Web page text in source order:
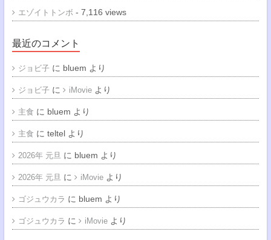
エゾイトトンボ - 7,116 views
最近のコメント
ジョビ子 に bluem より
ジョビ子 に iMovieより
主食 に bluem より
主食 に teltelより
2026年 元旦に bluem より
2026年 元旦に iMovieより
ゴジュウカラ に bluem より
ゴジュウカラ に iMovieより